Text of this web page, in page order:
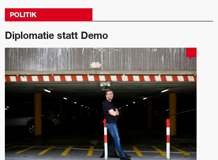
POLITIK
Diplomatie statt Demo